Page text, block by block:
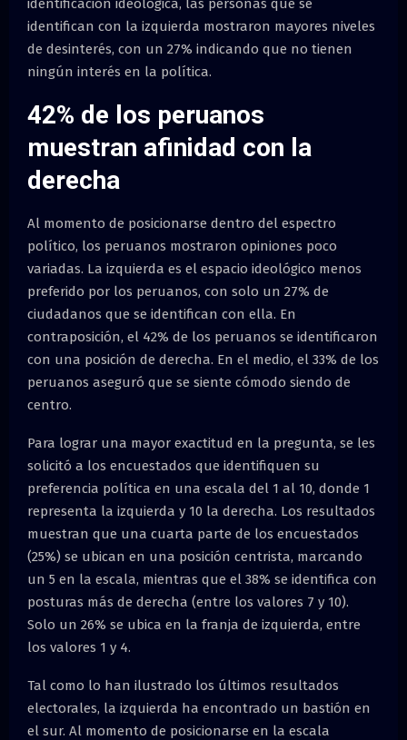
identifican con la izquierda mostraron mayores niveles
de desinterés, con un 27% indicando que no tienen
ningún interés en la política.
42% de los peruanos
muestran afinidad con la
derecha
Al momento de posicionarse dentro del espectro
político, los peruanos mostraron opiniones poco
variadas. La izquierda es el espacio ideológico menos
preferido por los peruanos, con solo un 27% de
ciudadanos que se identifican con ella. En
contraposición, el 42% de los peruanos se identificaron
con una posición de derecha. En el medio, el 33% de los
peruanos aseguró que se siente cómodo siendo de
centro.
Para lograr una mayor exactitud en la pregunta, se les
solicitó a los encuestados que identifiquen su
preferencia política en una escala del 1 al 10, donde 1
representa la izquierda y 10 la derecha. Los resultados
muestran que una cuarta parte de los encuestados
(25%) se ubican en una posición centrista, marcando
un 5 en la escala, mientras que el 38% se identifica con
posturas más de derecha (entre los valores 7 y 10).
Solo un 26% se ubica en la franja de izquierda, entre
los valores 1 y 4.
Tal como lo han ilustrado los últimos resultados
electorales, la izquierda ha encontrado un bastión en
el sur. Al momento de posicionarse en la escala